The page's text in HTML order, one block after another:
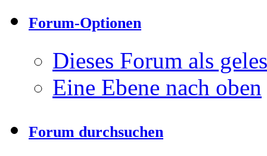
Forum-Optionen
Dieses Forum als
Eine Ebene nach oben
Forum durchsuchen